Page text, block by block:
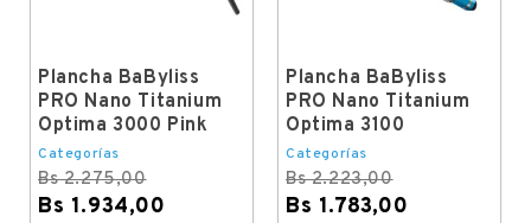
Plancha BaByliss
PRO Nano Titanium
Optima 3000 Pink
Categorías
Bs 2.275,00
Bs 1.934,00
Plancha BaByliss
PRO Nano Titanium
Optima 3100
Categorías
Bs 2.223,00
Bs 1.783,00